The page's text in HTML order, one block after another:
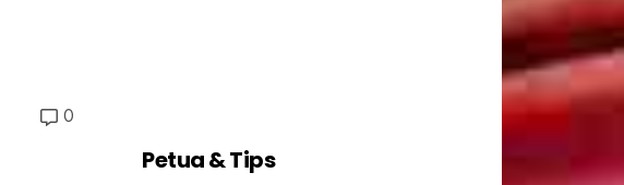
0
Petua & Tips